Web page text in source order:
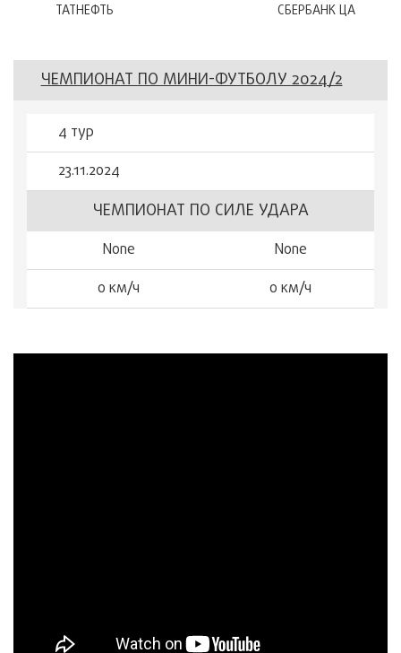
ТАТНЕФТЬ СБЕРБАНК ЦА
ЧЕМПИОНАТ ПО МИНИ-ФУТБОЛУ 2024/2
4 тур
23.11.2024
ЧЕМПИОНАТ ПО СИЛЕ УДАРА
None
None
0 км/ч
0 км/ч